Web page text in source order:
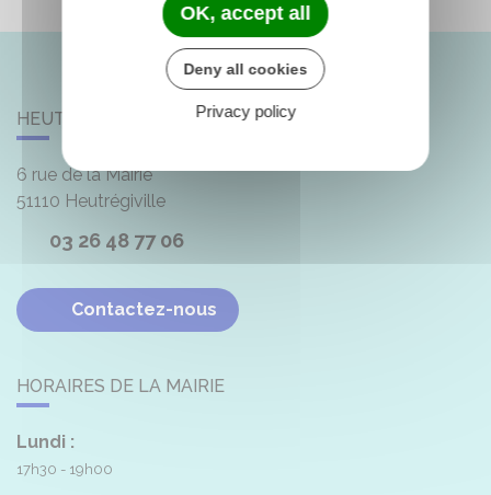
HEUTRÉGIVILLE
6 rue de la Mairie
51110 Heutrégiville
03 26 48 77 06
Contactez-nous
HORAIRES DE LA MAIRIE
Lundi :
17h30 - 19h00
OK, accept all
Deny all cookies
Privacy policy